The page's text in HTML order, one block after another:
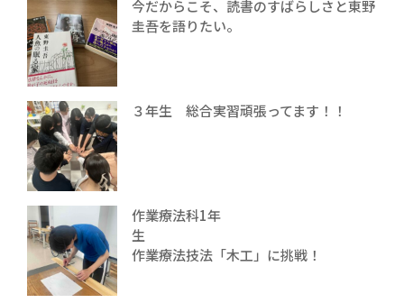
今だからこそ、読書のすばらしさと東野
圭吾を語りたい。
３年生 総合実習頑張ってます！！
作業療法科1年
生
作業療法技法「木工」に挑戦！